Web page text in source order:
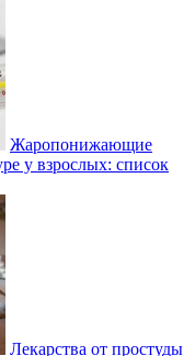
Жаропонижающие
у взрослых: список
Лекарства от простуды